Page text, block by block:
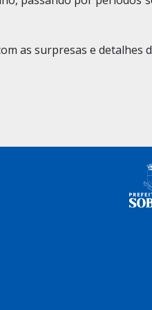
as surpresas e detalhes